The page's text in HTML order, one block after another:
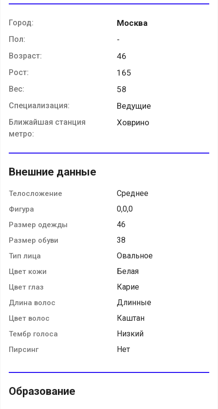
Город: Москва
Пол: -
Возраст: 46
Рост: 165
Вес: 58
Специализация: Ведущие
Ближайшая станция
метро:
Ховрино
Внешние данные
Телосложение Среднее
Фигура 0,0,0
Размер одежды 46
Размер обуви 38
Тип лица Овальное
Цвет кожи Белая
Цвет глаз Карие
Длина волос Длинные
Цвет волос Каштан
Тембр голоса Низкий
Пирсинг Нет
Образование